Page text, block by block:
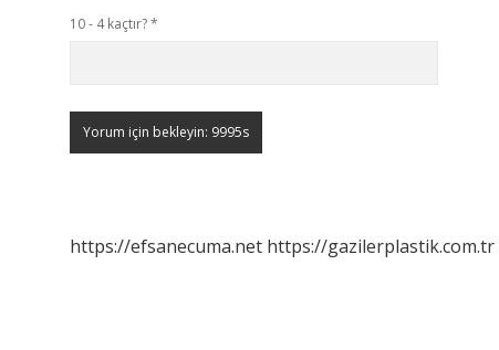
10 - 4 kaçtır?*
https://efsanecuma.net https://gazilerplastik.com.tr